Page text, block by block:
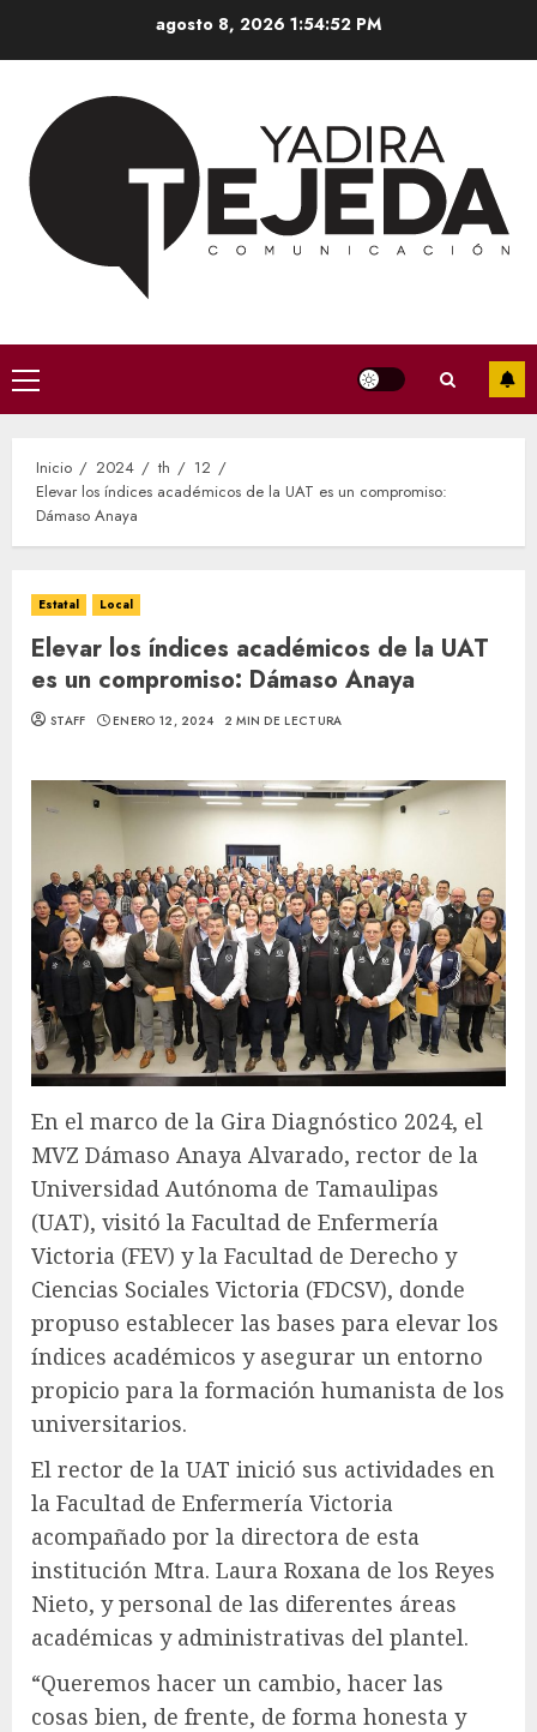
agosto 8, 2026 1:54:53 PM
Menú
principal
Inicio 2024 th
12
Elevar los índices académicos de la UAT es un compromiso:
Dámaso Anaya
Estatal Local
Elevar los índices académicos de la UAT
es un compromiso: Dámaso Anaya
STAFF ENERO 12, 2024 2 MIN DE LECTURA
En el marco de la Gira Diagnóstico 2024, el
MVZ Dámaso Anaya Alvarado, rector de la
Universidad Autónoma de Tamaulipas
(UAT), visitó la Facultad de Enfermería
Victoria (FEV) y la Facultad de Derecho y
Ciencias Sociales Victoria (FDCSV), donde
propuso establecer las bases para elevar los
índices académicos y asegurar un entorno
propicio para la formación humanista de los
universitarios.
El rector de la UAT inició sus actividades en
la Facultad de Enfermería Victoria
acompañado por la directora de esta
institución Mtra. Laura Roxana de los Reyes
Nieto, y personal de las diferentes áreas
académicas y administrativas del plantel.
“Queremos hacer un cambio, hacer las
cosas bien, de frente, de forma honesta y